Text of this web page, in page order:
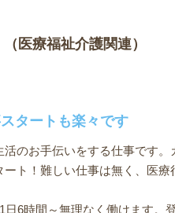
医療福祉介護関連）
タートも楽々です
のお手伝いをする仕事です。
ト！難しい仕事は無く、医療
6時間～無理なく働けます。